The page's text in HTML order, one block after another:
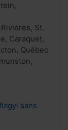
St.
Caraquet,
Québec
sans